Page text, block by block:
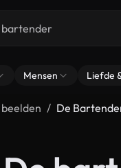
Mensen Liefde
De